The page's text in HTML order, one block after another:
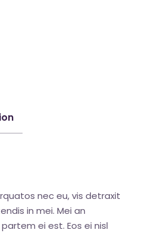
nec eu, vis detraxit
in mei. Mei an
ei est. Eos ei nisl